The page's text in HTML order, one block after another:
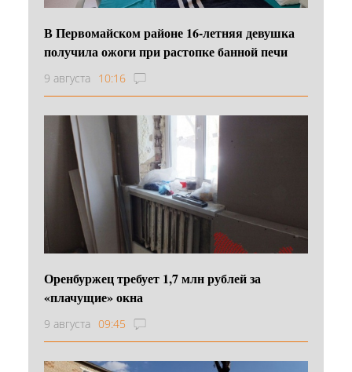
В Первомайском районе 16‑летняя девушка
получила ожоги при растопке банной печи
9 августа 10:16
Оренбуржец требует 1,7 млн рублей за
«плачущие» окна
9 августа 09:45